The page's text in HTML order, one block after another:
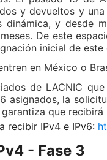
y devueltos y
y desde
De este
inicial de este
en México o
de LACNIC
asignados, la
que
recibir IPv4 e IPv6:
- Fase 3